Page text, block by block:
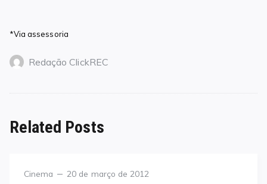
*Via assessoria
Redação ClickREC
Related Posts
Category
Cinema
Posted
20 de março de 2012